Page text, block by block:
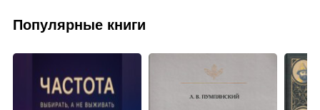
Популярные книги